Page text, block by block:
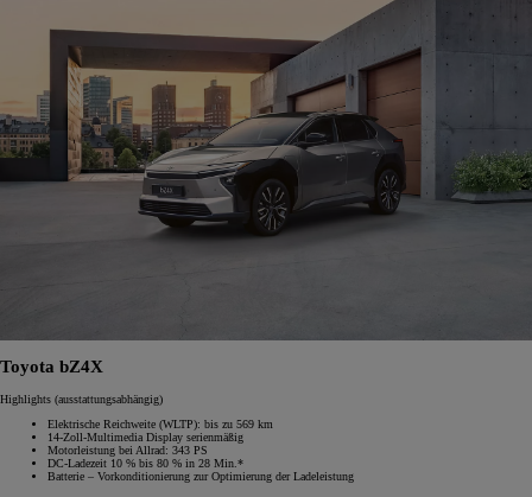
Toyota bZ4X
Highlights (ausstattungsabhängig)
Elektrische Reichweite (WLTP): bis zu 569 km
14-Zoll-Multimedia Display serienmäßig
Motorleistung bei Allrad: 343 PS
DC-Ladezeit 10 % bis 80 % in 28 Min.*
Batterie – Vorkonditionierung zur Optimierung der Ladeleistung